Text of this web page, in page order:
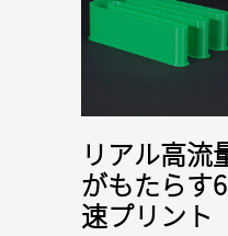
リアル高流
がもたらす
速プリント